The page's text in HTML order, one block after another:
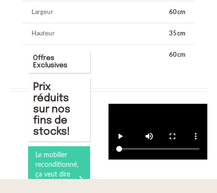
Largeur 60cm
Hauteur 35cm
Longueur 60cm
Offres
Exclusives
Prix
réduits
sur nos
fins de
stocks!
Le mobilier
reconditionné,
ça veut dire